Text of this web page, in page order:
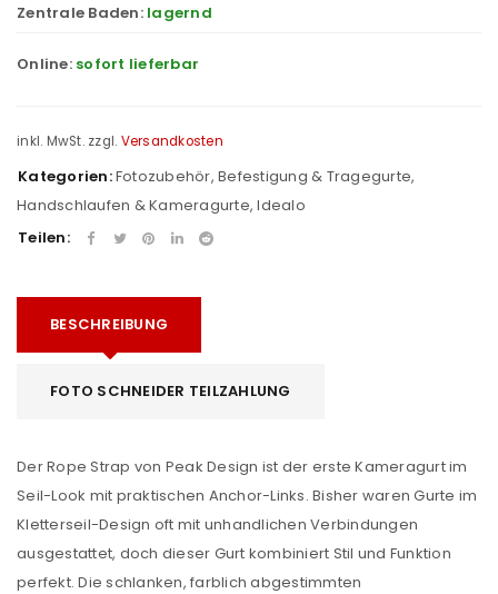
Zentrale Baden: lagernd
Online: sofort lieferbar
inkl. MwSt. zzgl. Versandkosten
Kategorien:Fotozubehör, Befestigung & Tragegurte,
Handschlaufen & Kameragurte,Idealo
Teilen:
BESCHREIBUNG
FOTO SCHNEIDER TEILZAHLUNG
Der Rope Strap von Peak Design ist der erste Kameragurt im
Seil-Look mit praktischen Anchor-Links. Bisher waren Gurte im
Kletterseil-Design oft mit unhandlichen Verbindungen
ausgestattet, doch dieser Gurt kombiniert Stil und Funktion
perfekt. Die schlanken, farblich abgestimmten